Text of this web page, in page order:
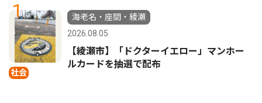
1
社会
海老名・座間・綾瀬
2026.08.05
【綾瀬市】「ドクターイエロー」マンホー
ルカードを抽選で配布